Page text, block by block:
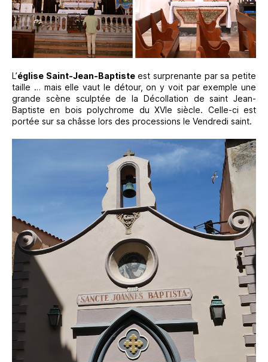
L’église Saint-Jean-Baptisteest surprenante par sa petite
taille … mais elle vaut le détour, on y voit par exemple une
grande scène sculptée de la Décollation de saint Jean-
Baptiste en bois polychrome du XVIe siècle. Celle-ci est
portée sur sa châsse lors des processions le Vendredi saint.